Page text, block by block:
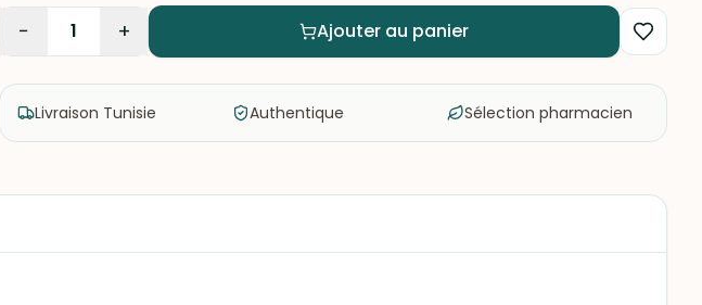
− 1 + Ajouter au panier
Livraison Tunisie Authentique Sélection pharmacien